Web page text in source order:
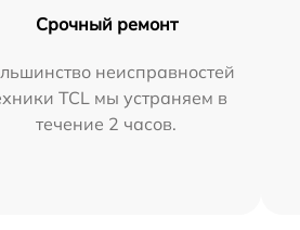
Срочный ремонт
неисправностей
TCL мы устраняем в
течение 2 часов.